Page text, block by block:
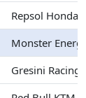
Repsol Honda
Monster
Gresini Racing